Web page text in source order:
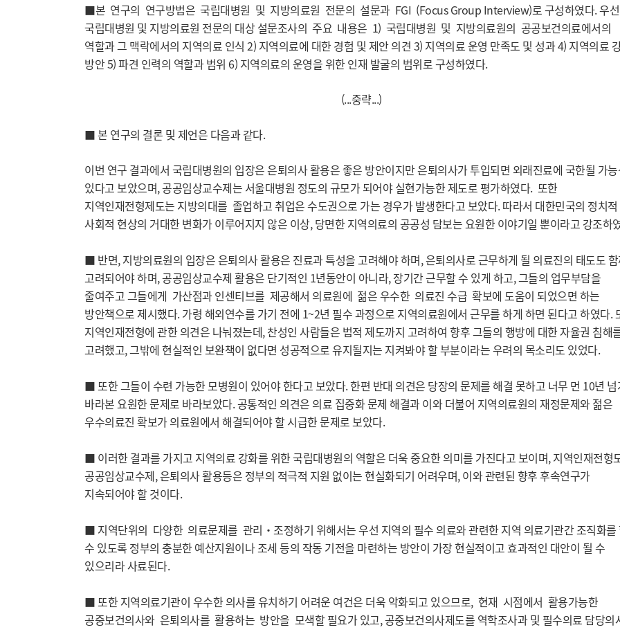
■본 연구의 연구방법은 국립대병원 및 지방의료원 전문의 설문과 FGI (Focus Group Interview)로 구성하였다. 우선
국립대병원 및 지방의료원 전문의 대상 설문조사의 주요 내용은 1) 국립대병원 및 지방의료원의 공공보건의료에서의
역할과 그 맥락에서의 지역의료 인식 2) 지역의료에 대한 경험 및 제안 의견 3) 지역의료 운영 만족도 및 성과 4) 지역의료
방안 5) 파견 인력의 역할과 범위 6) 지역의료의 운영을 위한 인재 발굴의 범위로 구성하였다.
(...중략...)
■ 본 연구의 결론 및 제언은 다음과 같다.
이번 연구 결과에서 국립대병원의 입장은 은퇴의사 활용은 좋은 방안이지만 은퇴의사가 투입되면 외래진료에 국한될 가능
있다고 보았으며, 공공임상교수제는 서울대병원 정도의 규모가 되어야 실현가능한 제도로 평가하였다. 또한
지역인재전형제도는 지방의대를 졸업하고 취업은 수도권으로 가는 경우가 발생한다고 보았다. 따라서 대한민국의 정치적
사회적 현상의 거대한 변화가 이루어지지 않은 이상, 당면한 지역의료의 공공성 담보는 요원한 이야기일 뿐이라고 강조하
■ 반면, 지방의료원의 입장은 은퇴의사 활용은 진료과 특성을 고려해야 하며, 은퇴의사로 근무하게 될 의료진의 태도도
고려되어야 하며, 공공임상교수제 활용은 단기적인 1년동안이 아니라, 장기간 근무할 수 있게 하고, 그들의 업무부담을
줄여주고 그들에게 가산점과 인센티브를 제공해서 의료원에 젊은 우수한 의료진 수급 확보에 도움이 되었으면 하는
방안책으로 제시했다. 가령 해외연수를 가기 전에 1~2년 필수 과정으로 지역의료원에서 근무를 하게 하면 된다고 하였다.
지역인재전형에 관한 의견은 나눠졌는데, 찬성인 사람들은 법적 제도까지 고려하여 향후 그들의 행방에 대한 자율권 침해
고려했고, 그밖에 현실적인 보완책이 없다면 성공적으로 유지될지는 지켜봐야 할 부분이라는 우려의 목소리도 있었다.
■ 또한 그들이 수련 가능한 모병원이 있어야 한다고 보았다. 한편 반대 의견은 당장의 문제를 해결 못하고 너무 먼 10년 넘
바라본 요원한 문제로 바라보았다. 공통적인 의견은 의료 집중화 문제 해결과 이와 더불어 지역의료원의 재정문제와 젊은
우수의료진 확보가 의료원에서 해결되어야 할 시급한 문제로 보았다.
■ 이러한 결과를 가지고 지역의료 강화를 위한 국립대병원의 역할은 더욱 중요한 의미를 가진다고 보이며, 지역인재전형
공공임상교수제, 은퇴의사 활용등은 정부의 적극적 지원 없이는 현실화되기 어려우며, 이와 관련된 향후 후속연구가
지속되어야 할 것이다.
■ 지역단위의 다양한 의료문제를 관리‧조정하기 위해서는 우선 지역의 필수 의료와 관련한 지역 의료기관간 조직화를
수 있도록 정부의 충분한 예산지원이나 조세 등의 작동 기전을 마련하는 방안이 가장 현실적이고 효과적인 대안이 될 수
있으리라 사료된다.
■ 또한 지역의료기관이 우수한 의사를 유치하기 어려운 여건은 더욱 악화되고 있으므로, 현재 시점에서 활용가능한
공중보건의사와 은퇴의사를 활용하는 방안을 모색할 필요가 있고, 공중보건의사제도를 역학조사과 및 필수의료 담당의